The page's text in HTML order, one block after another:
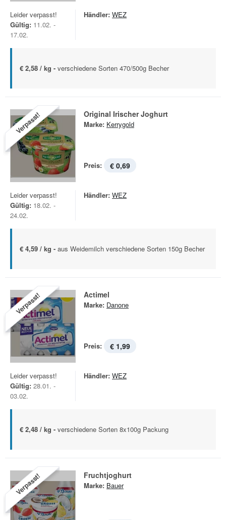
Leider verpasst!
Gültig: 11.02. -
17.02.
Händler: WEZ
€ 2,58 / kg - verschiedene Sorten 470/500g Becher
Verpasst! Original Irischer Joghurt
Marke: Kerrygold
Preis: € 0,69
Leider verpasst!
Gültig: 18.02. -
24.02.
Händler: WEZ
€ 4,59 / kg - aus Weidemilch verschiedene Sorten 150g Becher
Verpasst! Actimel
Marke: Danone
Preis: € 1,99
Leider verpasst!
Gültig: 28.01. -
03.02.
Händler: WEZ
€ 2,48 / kg - verschiedene Sorten 8x100g Packung
Verpasst! Fruchtjoghurt
Marke: Bauer